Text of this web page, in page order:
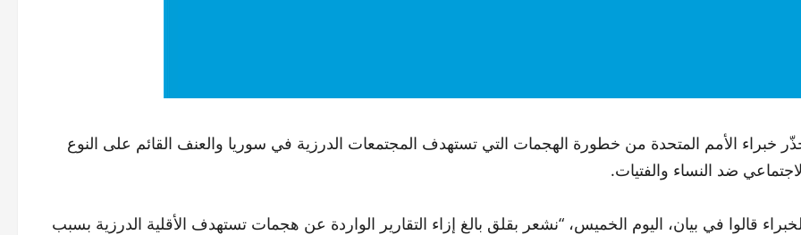
خبراء الأمم المتحدة من خطورة الهجمات التي تستهدف المجتمعات الدرزية في سوريا والعنف القائم على النوع
ضد النساء والفتيات.
قالوا في بيان، اليوم الخميس، “نشعر بقلق بالغ إزاء التقارير الواردة عن هجمات تستهدف الأقلية الدرزية بسبب